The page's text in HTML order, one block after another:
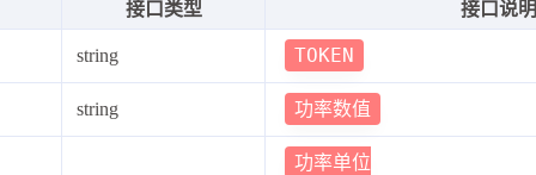
接口类型 接口说明
string TOKEN
string 功率数值
功率单位